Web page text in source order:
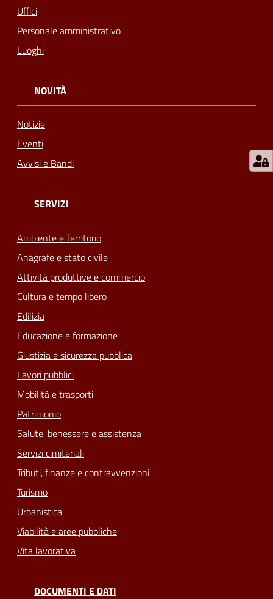
Uffici
Personale amministrativo
Luoghi
NOVITÀ
Notizie
Eventi
Avvisi e Bandi
SERVIZI
Ambiente e Territorio
Anagrafe e stato civile
Attività produttive e commercio
Cultura e tempo libero
Edilizia
Educazione e formazione
Giustizia e sicurezza pubblica
Lavori pubblici
Mobilità e trasporti
Patrimonio
Salute, benessere e assistenza
Servizi cimiteriali
Tributi, finanze e contravvenzioni
Turismo
Urbanistica
Viabilità e aree pubbliche
Vita lavorativa
DOCUMENTI E DATI